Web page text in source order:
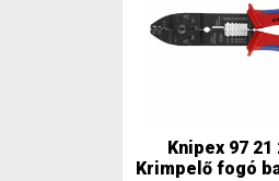
Knipex 97 21
Krimpelő fogó